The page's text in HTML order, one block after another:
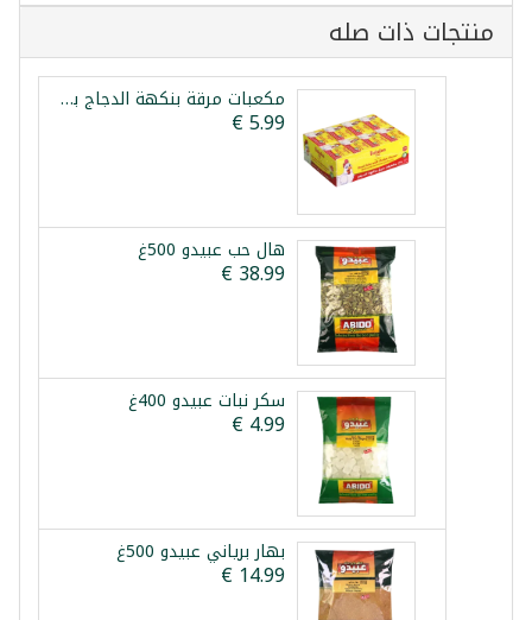
منتجات ذات صله
مكعبات مرقة بنكهة الدجاج بلدنا 48 قطعة 480غ
هال حب عبيدو 500غ
سكر نبات عبيدو 400غ
بهار برياني عبيدو 500غ